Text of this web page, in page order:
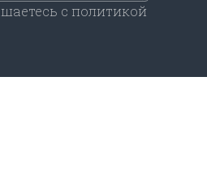
с политикой